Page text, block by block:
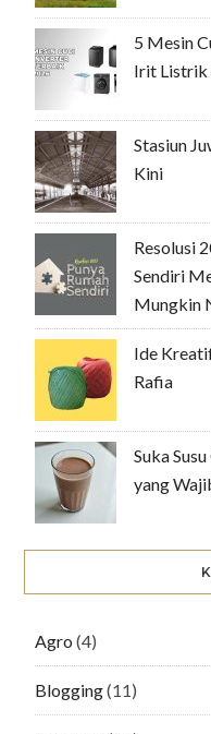
5 Mesin
Irit Listrik
Stasiun
Kini
Resolusi
Sendiri
Mungkin
Ide
Rafia
Suka
yang
Agro (4)
Blogging(11)